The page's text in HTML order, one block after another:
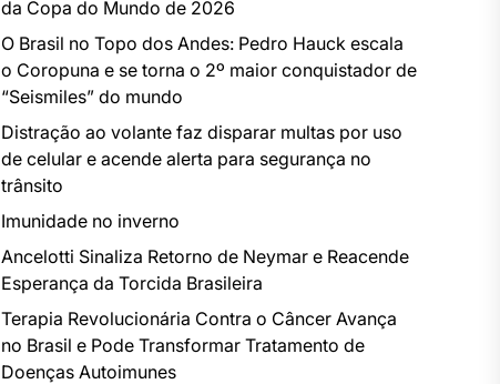
da Copa do Mundo de 2026
O Brasil no Topo dos Andes: Pedro Hauck escala
o Coropuna e se torna o 2º maior conquistador de
“Seismiles” do mundo
Distração ao volante faz disparar multas por uso
de celular e acende alerta para segurança no
trânsito
Imunidade no inverno
Ancelotti Sinaliza Retorno de Neymar e Reacende
Esperança da Torcida Brasileira
Terapia Revolucionária Contra o Câncer Avança
no Brasil e Pode Transformar Tratamento de
Doenças Autoimunes